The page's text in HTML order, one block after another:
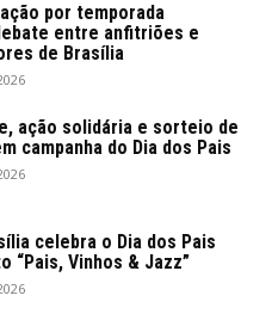
por temporada
entre anfitriões e
de Brasília
ação solidária e sorteio de
campanha do Dia dos Pais
celebra o Dia dos Pais
“Pais, Vinhos & Jazz”